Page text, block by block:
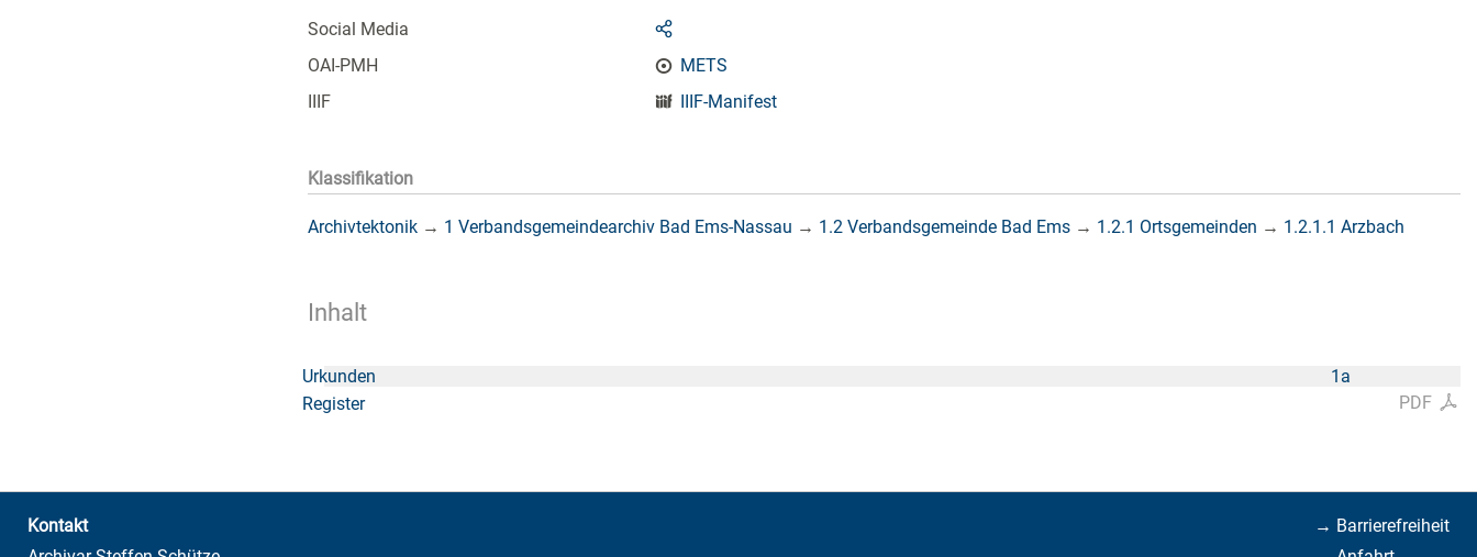
Social Media
OAI-PMH
METS
IIIF
IIIF-Manifest
Klassifikation
Archivtektonik → 1 Verbandsgemeindearchiv Bad Ems-Nassau → 1.2 Verbandsgemeinde Bad Ems → 1.2.1 Ortsgemeinden → 1.2.1.1 Arzbach
Inhalt
1a
Urkunden
PDF
Register
→ Barrierefreiheit
Kontakt